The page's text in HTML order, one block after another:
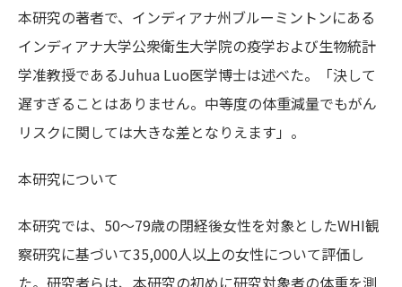
本研究の著者で、インディアナ州ブルーミントンにある
インディアナ大学公衆衛生大学院の疫学および生物統計
学准教授であるJuhua Luo医学博士は述べた。「決して
遅すぎることはありません。中等度の体重減量でもがん
リスクに関しては大きな差となりえます」。
本研究について
本研究では、50～79歳の閉経後女性を対象としたWHI観
察研究に基づいて35,000人以上の女性について評価し
た。研究者らは、本研究の初めに研究対象者の体重を測